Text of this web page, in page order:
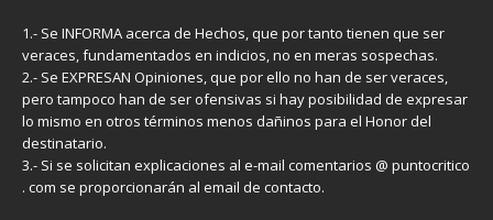
1.- Se INFORMA acerca de Hechos, que por tanto tienen que ser
veraces, fundamentados en indicios, no en meras sospechas.
2.- Se EXPRESAN Opiniones, que por ello no han de ser veraces,
pero tampoco han de ser ofensivas si hay posibilidad de expresar
lo mismo en otros términos menos dañinos para el Honor del
destinatario.
3.- Si se solicitan explicaciones al e-mail comentarios @ puntocritico
. com se proporcionarán al email de contacto.